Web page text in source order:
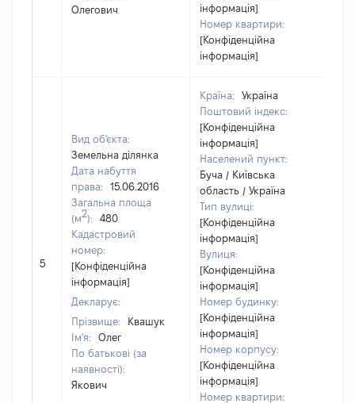
Олегович
інформація]
Номер квартири:
[Конфіденційна
інформація]
5
Вид об'єкта:
Земельна ділянка
Дата набуття
права:
15.06.2016
Загальна площа
(м2):
480
Кадастровий
номер:
[Конфіденційна
інформація]
Декларує:
Прізвище:
Квашук
Ім'я:
Олег
По батькові (за
наявності):
Якович
Країна:
Україна
Поштовий індекс:
[Конфіденційна
інформація]
Населений пункт:
Буча / Київська
область / Україна
Тип вулиці:
[Конфіденційна
інформація]
Вулиця:
[Конфіденційна
інформація]
Номер будинку:
[Конфіденційна
інформація]
Номер корпусу:
[Конфіденційна
інформація]
Номер квартири: